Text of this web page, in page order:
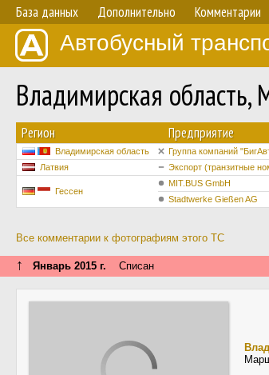
База данных Дополнительно Комментарии
Автобусный
Владимирская
Регион Предприятие
Владимирская область Группа компаний
Латвия
Экспорт (транзитные
Гессен
MIT.BUS GmbH
Stadtwerke Gießen AG
Все комментарии к фотографиям этого ТС
↑ Январь 2015 г. Списан